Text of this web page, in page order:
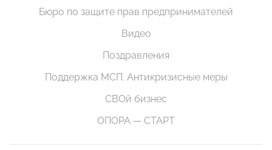
Бюро по защите прав предпринимателей
Видео
Поздравления
Поддержка МСП. Антикризисные меры
СВОй бизнес
ОПОРА — СТАРТ